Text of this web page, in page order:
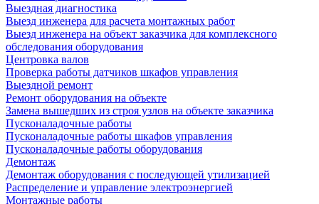
Выездная диагностика
Выезд инженера для расчета монтажных работ
Выезд инженера на объект заказчика для комплексного
обследования оборудования
Центровка валов
Проверка работы датчиков шкафов управления
Выездной ремонт
Ремонт оборудования на объекте
Замена вышедших из строя узлов на объекте заказчика
Пусконаладочные работы
Пусконаладочные работы шкафов управления
Пусконаладочные работы оборудования
Демонтаж
Демонтаж оборудования с последующей утилизацией
Распределение и управление электроэнергией
Монтажные работы